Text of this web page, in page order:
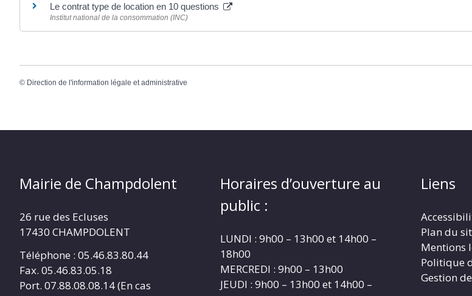
Le contrat type de location en 10 questions
Institut national de la consommation (INC)
© Direction de l'information légale et administrative
Mairie de Champdolent
26 rue des Ecluses
17430 CHAMPDOLENT
Téléphone : 05.46.83.80.44
Fax. 05.46.83.05.18
Port. 07.88.08.08.14 (En cas
Horaires d’ouverture au
public :
LUNDI : 9h00 – 13h00 et 14h00 –
18h00
MERCREDI : 9h00 – 13h00
JEUDI : 9h00 – 13h00 et 14h00 –
Liens
Plan du
Mentions
Politique
Gestion